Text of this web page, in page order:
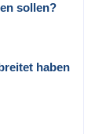
sollen?
haben